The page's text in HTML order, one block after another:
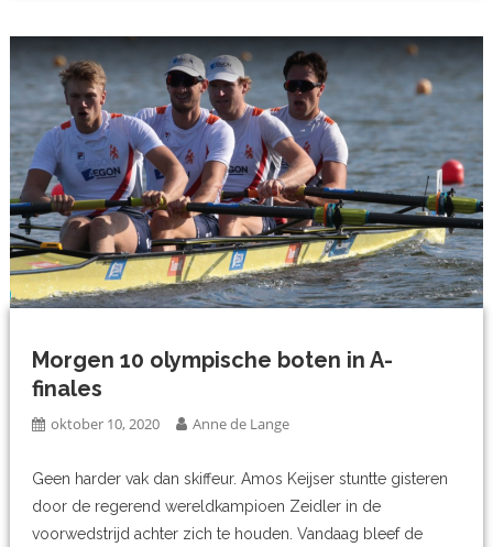
Morgen 10 olympische boten in A-
finales
oktober 10, 2020 Anne de Lange
Geen harder vak dan skiffeur. Amos Keijser stuntte gisteren
door de regerend wereldkampioen Zeidler in de
voorwedstrijd achter zich te houden. Vandaag bleef de